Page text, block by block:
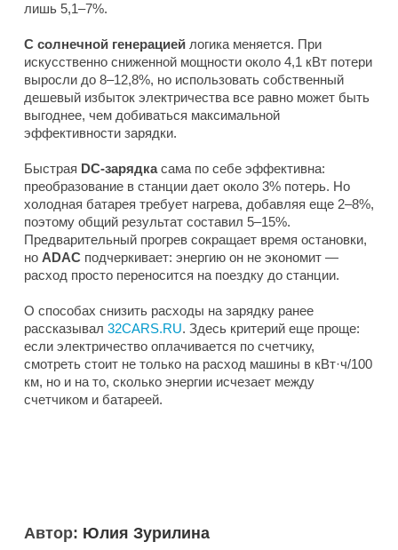
лишь 5,1–7%.
С солнечной генерацией логика меняется. При
искусственно сниженной мощности около 4,1 кВт потери
выросли до 8–12,8%, но использовать собственный
дешевый избыток электричества все равно может быть
выгоднее, чем добиваться максимальной
эффективности зарядки.
Быстрая DC-зарядкасама по себе эффективна:
преобразование в станции дает около 3% потерь. Но
холодная батарея требует нагрева, добавляя еще 2–8%,
поэтому общий результат составил 5–15%.
Предварительный прогрев сокращает время остановки,
но ADAC подчеркивает: энергию он не экономит —
расход просто переносится на поездку до станции.
О способах снизить расходы на зарядку ранее
рассказывал 32CARS.RU. Здесь критерий еще проще:
если электричество оплачивается по счетчику,
смотреть стоит не только на расход машины в кВт·ч/100
км, но и на то, сколько энергии исчезает между
счетчиком и батареей.
Автор: Юлия Зурилина